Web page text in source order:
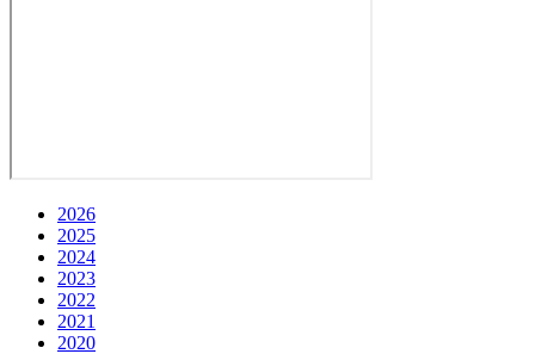
2026
2025
2024
2023
2022
2021
2020